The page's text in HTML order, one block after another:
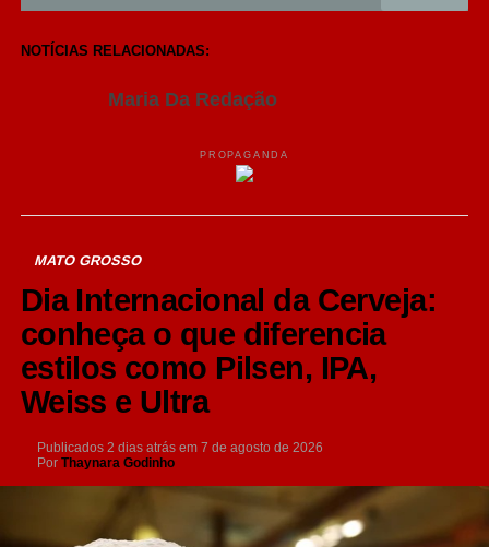
NOTÍCIAS RELACIONADAS:
Maria Da Redação
PROPAGANDA
MATO GROSSO
Dia Internacional da Cerveja:
conheça o que diferencia
estilos como Pilsen, IPA,
Weiss e Ultra
Publicados 2 dias atrás em 7 de agosto de 2026
Por Thaynara Godinho